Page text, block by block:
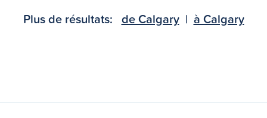
Plus de résultats: de Calgary| à Calgary